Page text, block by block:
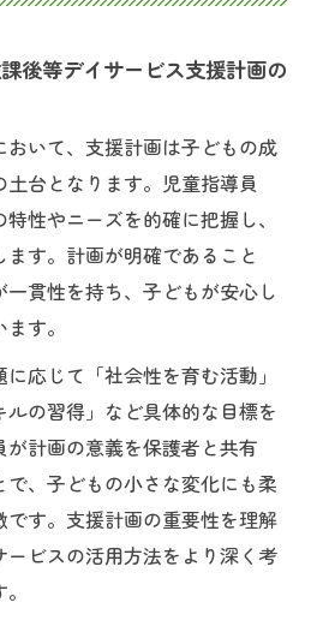
後等デイサービス支援計画の
いて、支援計画は子どもの成
台となります。児童指導員
性やニーズを的確に把握し、
す。計画が明確であること
貫性を持ち、子どもが安心し
す。
応じて「社会性を育む活動」
ルの習得」など具体的な目標を
計画の意義を保護者と共有
で、子どもの小さな変化にも柔
す。支援計画の重要性を理解
ビスの活用方法をより深く考